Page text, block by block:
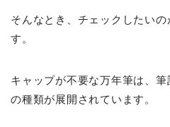
そんなとき、チェックしたいの
す。
キャップが不要な万年筆は、
の種類が展開されています。